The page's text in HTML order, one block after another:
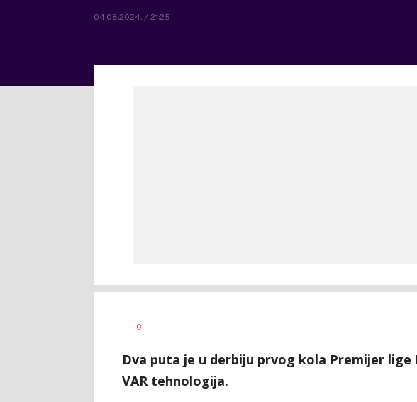
04.08.2024. / 21:25
AUTOR
0
Dva puta je u derbiju prvog kola Premijer lige
VAR tehnologija.